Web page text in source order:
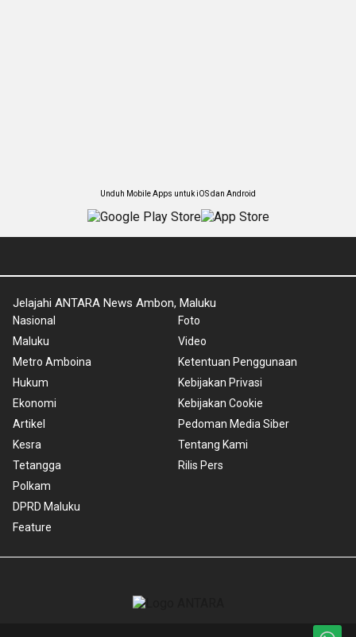
Unduh Mobile Apps untuk iOS dan Android
Jelajahi ANTARA News Ambon, Maluku
Nasional
Maluku
Metro Amboina
Hukum
Ekonomi
Artikel
Kesra
Tetangga
Polkam
DPRD Maluku
Feature
Foto
Video
Ketentuan Penggunaan
Kebijakan Privasi
Kebijakan Cookie
Pedoman Media Siber
Tentang Kami
Rilis Pers